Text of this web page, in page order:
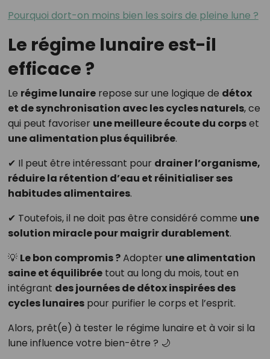
Pourquoi dort-on moins bien les soirs de pleine lune ?
Le régime lunaire est-il
efficace ?
Le régime lunairerepose sur une logique de détox
et de synchronisation avec les cycles naturels, ce
qui peut favoriser une meilleure écoute du corpset
une alimentation plus équilibrée.
✔ Il peut être intéressant pour drainer l’organisme,
réduire la rétention d’eau et réinitialiser ses
habitudes alimentaires.
✔ Toutefois, il ne doit pas être considéré comme une
solution miracle pour maigrir durablement.
💡 Le bon compromis ?Adopter une alimentation
saine et équilibréetout au long du mois, tout en
intégrant des journées de détox inspirées des
cycles lunairespour purifier le corps et l’esprit.
Alors, prêt(e) à tester le régime lunaire et à voir si la
lune influence votre bien-être ? 🌙